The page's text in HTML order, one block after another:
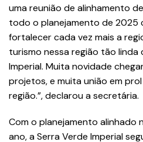
uma reunião de alinhamento
todo o planejamento de 2025
fortalecer cada vez mais a
turismo nessa região tão linda
Imperial. Muita novidade
projetos, e muita união em
região.”, declarou a secretária.
Com o planejamento alinhado
ano, a Serra Verde Imperial